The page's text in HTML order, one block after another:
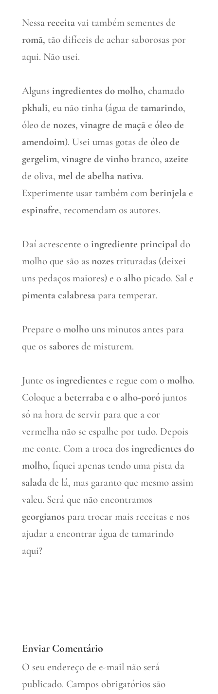
Nessa receitavai também sementes de
romã, tão difíceis de achar saborosas por
aqui. Não usei.
Alguns ingredientes do molho, chamado
pkhali, eu não tinha (água de tamarindo,
óleo de nozes, vinagre de maçãe óleo de
amendoim). Usei umas gotas de óleo de
gergelim, vinagre de vinhobranco, azeite
de oliva, mel de abelha nativa.
Experimente usar também com berinjelae
espinafre, recomendam os autores.
Daí acrescente o ingrediente principal do
molho que são as nozestrituradas (deixei
uns pedaços maiores) e o alhopicado. Sal e
pimenta calabresapara temperar.
Prepare o molhouns minutos antes para
que os saboresde misturem.
Junte os ingredientese regue com o molho.
Coloque a beterraba e o alho-porójuntos
só na hora de servir para que a cor
vermelha não se espalhe por tudo. Depois
me conte. Com a troca dos ingredientes do
molho, fiquei apenas tendo uma pista da
salada de lá, mas garanto que mesmo assim
valeu. Será que não encontramos
georgianospara trocar mais receitas e nos
ajudar a encontrar água de tamarindo
aqui?
Enviar Comentário
O seu endereço de e-mail não será
publicado. Campos obrigatórios são